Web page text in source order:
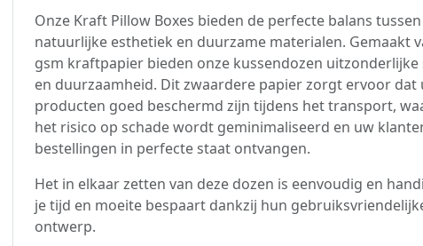
Onze Kraft Pillow Boxes bieden de perfecte balans tussen
natuurlijke esthetiek en duurzame materialen. Gemaakt
gsm kraftpapier bieden onze kussendozen
en duurzaamheid. Dit zwaardere papier zorgt ervoor dat
producten goed beschermd zijn tijdens het transport,
het risico op schade wordt geminimaliseerd en uw
bestellingen in perfecte staat ontvangen.
Het in elkaar zetten van deze dozen is eenvoudig en
je tijd en moeite bespaart dankzij hun
ontwerp.